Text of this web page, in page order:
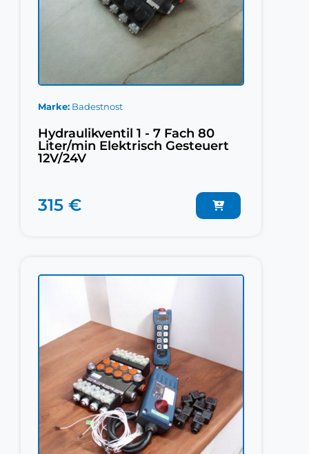
Marke Badestnost
Hydraulikventil 1 - 7 Fach 80
Liter/min Elektrisch Gesteuert
12V/24V
315 €